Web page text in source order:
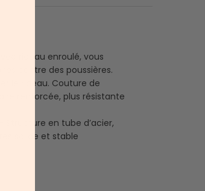
rideau enroulé, vous
contre des poussières.
le rideau. Couture de
renforcée, plus résistante
Structure en tube d’acier,
solide et stable